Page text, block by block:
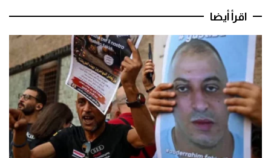
اقرأ أيضا